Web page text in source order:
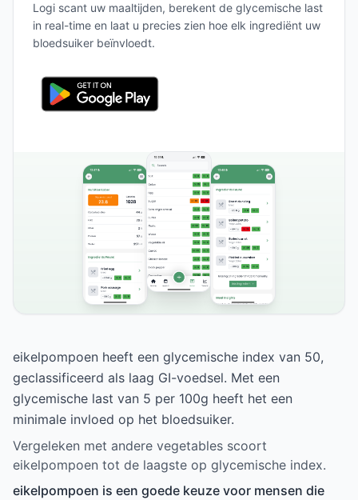
Logi scant uw maaltijden, berekent de glycemische last
in real-time en laat u precies zien hoe elk ingrediënt uw
bloedsuiker beïnvloedt.
eikelpompoen heeft een glycemische index van 50,
geclassificeerd als laag GI-voedsel. Met een
glycemische last van 5 per 100g heeft het een
minimale invloed op het bloedsuiker.
Vergeleken met andere vegetables scoort
eikelpompoen tot de laagste op glycemische index.
eikelpompoen is een goede keuze voor mensen die